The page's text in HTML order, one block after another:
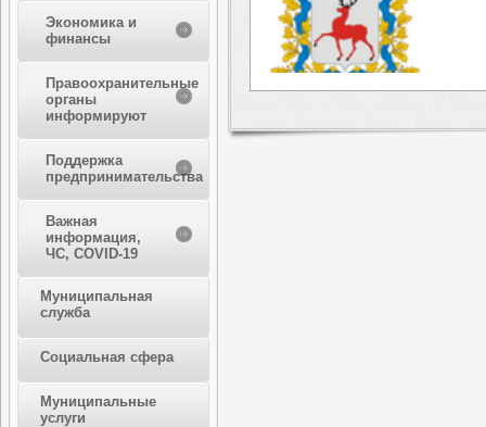
Экономика и
финансы
Правоохранительные
органы
информируют
Поддержка
предпринимательства
Важная
информация,
ЧС, COVID-19
Муниципальная
служба
Социальная сфера
Муниципальные
услуги